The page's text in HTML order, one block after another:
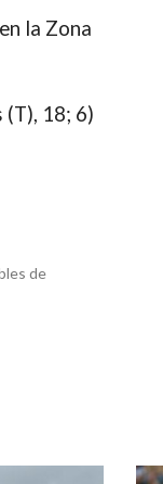
la Zona
(T), 18; 6)
de